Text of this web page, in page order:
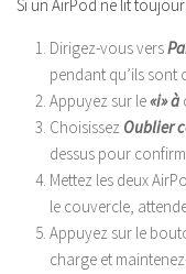
Si un AirPod ne lit
Dirigez-vous vers
pendant qu’ils sont
Appuyez sur le«i» à
Choisissez Oublier
dessus pour
Mettez les deux
le couvercle,
Appuyez sur le
charge et